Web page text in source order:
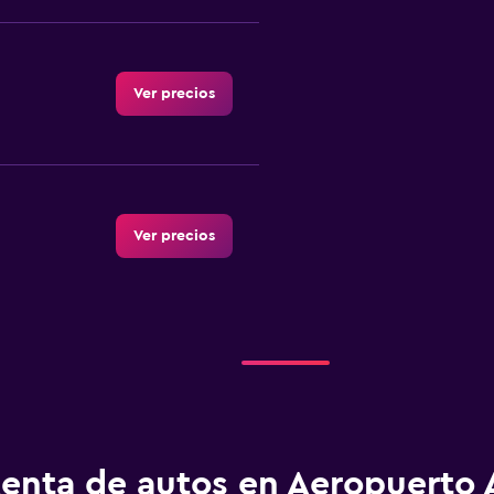
Ver precios
Ver precios
de autos en Aeropuerto